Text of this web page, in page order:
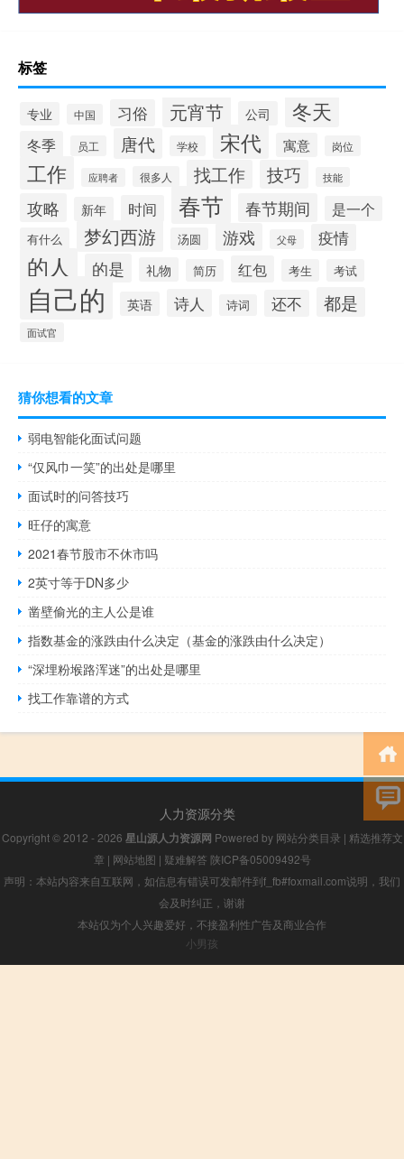
标签
专业 中国 习俗 元宵节 公司 冬天
冬季 员工 唐代 学校 宋代 寓意 岗位
工作 应聘者 很多人 找工作 技巧 技能
攻略 新年 时间 春节 春节期间 是一个
有什么 梦幻西游 汤圆 游戏 父母 疫情
的人 的是 礼物 简历 红包 考生 考试
自己的 英语 诗人 诗词 还不 都是
面试官
猜你想看的文章
弱电智能化面试问题
“仅风巾一笑”的出处是哪里
面试时的问答技巧
旺仔的寓意
2021春节股市不休市吗
2英寸等于DN多少
凿壁偷光的主人公是谁
指数基金的涨跌由什么决定（基金的涨跌由什么决定）
“深埋粉堠路浑迷”的出处是哪里
找工作靠谱的方式
人力资源分类
Copyright © 2012 - 2026 星山源人力资源网 Powered by 网站分类目录 | 精选推荐文
章 | 网站地图 | 疑难解答 陕ICP备05009492号
声明：本站内容来自互联网，如信息有错误可发邮件到f_fb#foxmail.com说明，我们
会及时纠正，谢谢
本站仅为个人兴趣爱好，不接盈利性广告及商业合作
小男孩